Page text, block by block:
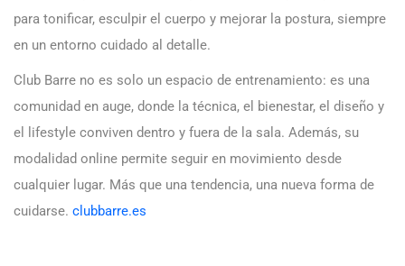
para tonificar, esculpir el cuerpo y mejorar la postura, siempre
en un entorno cuidado al detalle.
Club Barre no es solo un espacio de entrenamiento: es una
comunidad en auge, donde la técnica, el bienestar, el diseño y
el lifestyle conviven dentro y fuera de la sala. Además, su
modalidad online permite seguir en movimiento desde
cualquier lugar. Más que una tendencia, una nueva forma de
cuidarse. clubbarre.es